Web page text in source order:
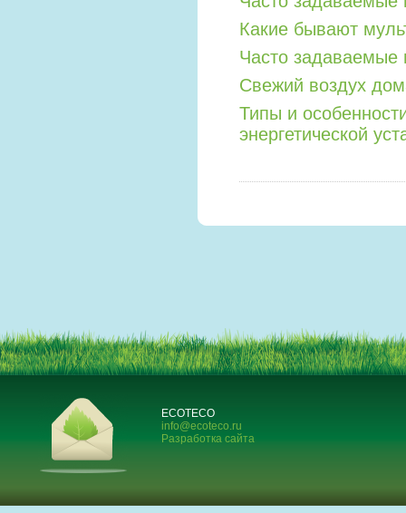
Какие бывают
Часто задаваемые
Свежий воздух
Типы и
энергетической
ECOTECO
info@ecoteco.ru
Разработка сайта